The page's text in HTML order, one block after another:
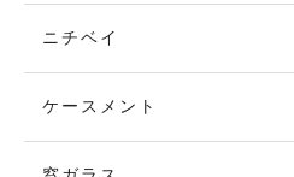
ニチベイ
ケースメント